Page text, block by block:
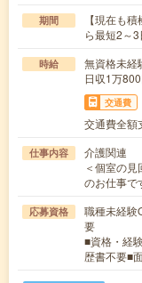
期間
【現在も
ら最短2～3
時給
無資格未
日収1万
交通費
交通費全額
仕事内容
介護関連
＜個室の
のお仕事で
応募資格
職種未経験
要
■資格・経
歴書不要■